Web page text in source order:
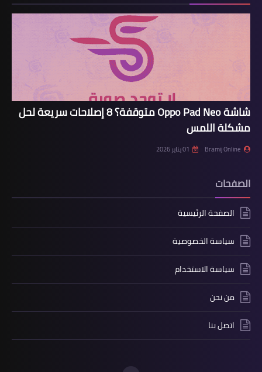
شاشة Oppo Pad Neo متوقفة؟ 8 إصلاحات سريعة لحل
مشكلة اللمس
Bramij Online 01 يناير 2026
الصفحات
الصفحة الرئيسية
سياسة الخصوصية
سياسة الاستخدام
من نحن
اتصل بنا